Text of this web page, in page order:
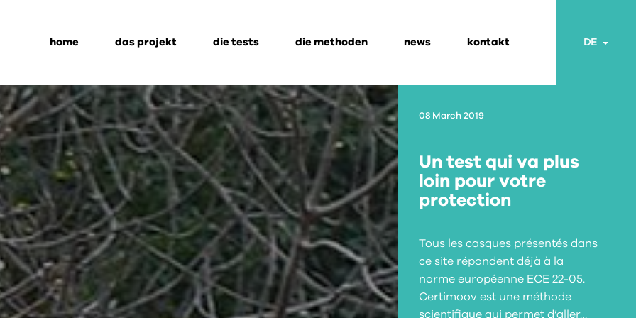
home das projekt die tests die methoden news kontakt DE
08 March 2019
Un test qui va plus
loin pour votre
protection
Tous les casques présentés dans
ce site répondent déjà à la
norme européenne ECE 22-05.
Certimoov est une méthode
scientifique qui permet d’aller…